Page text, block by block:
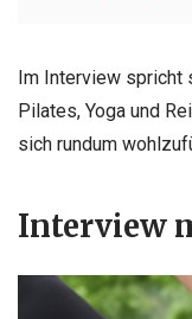
Im Interview spricht
Pilates, Yoga und
sich rundum
Interview